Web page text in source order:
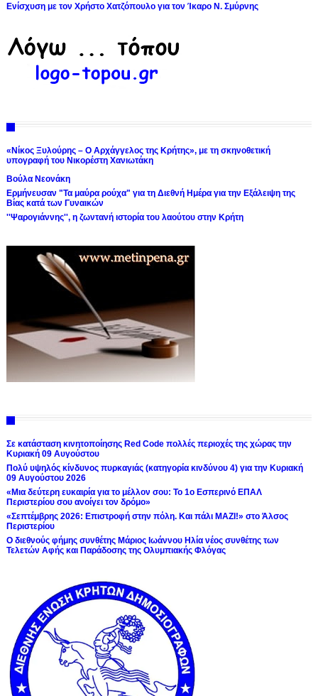
Ενίσχυση με τον Χρήστο Χατζόπουλο για τον Ίκαρο Ν. Σμύρνης
«Νίκος Ξυλούρης – Ο Αρχάγγελος της Κρήτης», με τη σκηνοθετική
υπογραφή του Νικορέστη Χανιωτάκη
Βούλα Νεονάκη
Ερμήνευσαν "Τα μαύρα ρούχα" για τη Διεθνή Ημέρα για την Εξάλειψη της
Βίας κατά των Γυναικών
''Ψαρογιάννης'', η ζωντανή ιστορία του λαούτου στην Κρήτη
Σε κατάσταση κινητοποίησης Red Code πολλές περιοχές της χώρας την
Κυριακή 09 Αυγούστου
Πολύ υψηλός κίνδυνος πυρκαγιάς (κατηγορία κινδύνου 4) για την Κυριακή
09 Αυγούστου 2026
«Μια δεύτερη ευκαιρία για το μέλλον σου: Το 1ο Εσπερινό ΕΠΑΛ
Περιστερίου σου ανοίγει τον δρόμο»
«Σεπτέμβρης 2026: Επιστροφή στην πόλη. Και πάλι ΜΑΖΙ!» στο Άλσος
Περιστερίου
Ο διεθνούς φήμης συνθέτης Μάριος Ιωάννου Ηλία νέος συνθέτης των
Τελετών Αφής και Παράδοσης της Ολυμπιακής Φλόγας